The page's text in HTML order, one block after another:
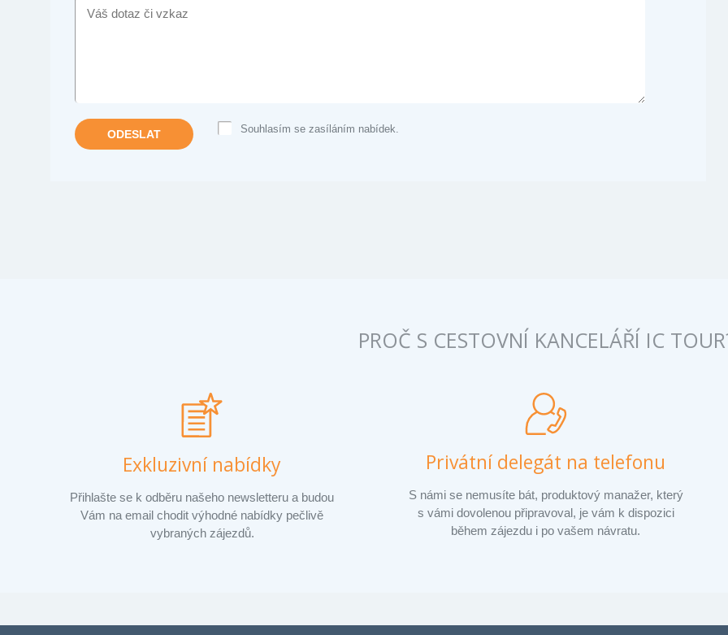
VÁŠ
Souhlasím se zasíláním nabídek.
ODESLAT
PROČ S CESTOVNÍ KANCELÁŘÍ IC
Exkluzivní nabídky
Přihlašte se k odběru našeho newsletteru a budou
Vám na email chodit výhodné nabídky pečlivě
vybraných zájezdů.
Privátní delegát na telefonu
S námi se nemusíte bát, produktový manažer, který
s vámi dovolenou připravoval, je vám k dispozici
během zájezdu i po vašem návratu.